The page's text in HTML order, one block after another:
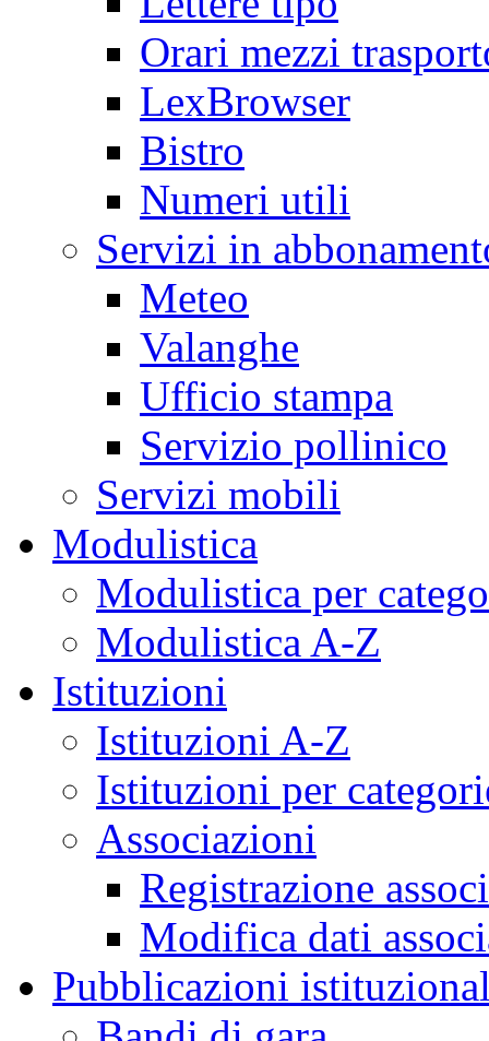
Orari mezzi
LexBrowser
Bistro
Numeri utili
Servizi in
Meteo
Valanghe
Ufficio stampa
Servizio pollinico
Servizi mobili
Modulistica
Modulistica per
Modulistica A-Z
Istituzioni
Istituzioni A-Z
Istituzioni per
Associazioni
Registrazione
Modifica dati
Pubblicazioni